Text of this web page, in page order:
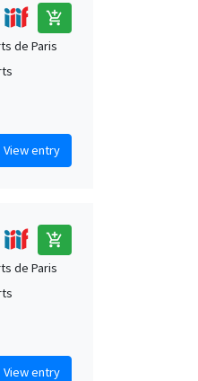
add_shopping_cart
de Paris
View entry
add_shopping_cart
de Paris
View entry